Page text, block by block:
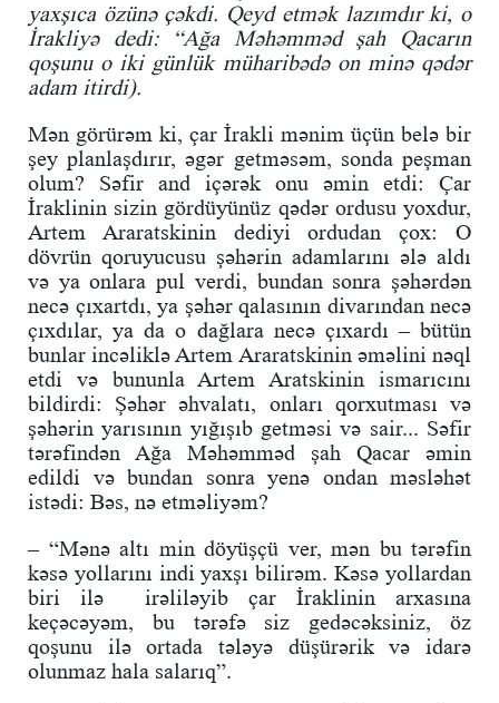
yaxşıca özünə çəkdi. Qeyd etmək lazımdır ki, o
İrakliyə dedi: “Ağa Məhəmməd şah Qacarın
qoşunu o iki günlük müharibədə on minə qədər
adam itirdi).
Mən görürəm ki, çar İrakli mənim üçün belə bir
şey planlaşdırır, əgər getməsəm, sonda peşman
olum? Səfir and içərək onu əmin etdi: Çar
İraklinin sizin gördüyünüz qədər ordusu yoxdur,
Artem Araratskinin dediyi ordudan çox: O
dövrün qoruyucusu şəhərin adamlarını ələ aldı
və ya onlara pul verdi, bundan sonra şəhərdən
necə çıxartdı, ya şəhər qalasının divarından necə
çıxdılar, ya da o dağlara necə çıxardı – bütün
bunlar incəliklə Artem Araratskinin əməlini nəql
etdi və bununla Artem Aratskinin ismarıcını
bildirdi: Şəhər əhvalatı, onları qorxutması və
şəhərin yarısının yığışıb getməsi və sair... Səfir
tərəfindən Ağa Məhəmməd şah Qacar əmin
edildi və bundan sonra yenə ondan məsləhət
istədi: Bəs, nə etməliyəm?
– “Mənə altı min döyüşçü ver, mən bu tərəfin
kəsə yollarını indi yaxşı bilirəm. Kəsə yollardan
biri ilə irəliləyib çar İraklinin arxasına
keçəcəyəm, bu tərəfə siz gedəcəksiniz, öz
qoşunu ilə ortada tələyə düşürərik və idarə
olunmaz hala salarıq”.